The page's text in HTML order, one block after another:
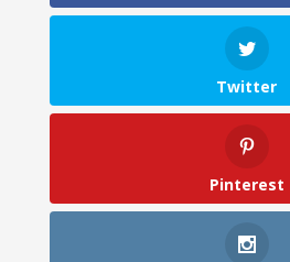
Twitter
Pinterest